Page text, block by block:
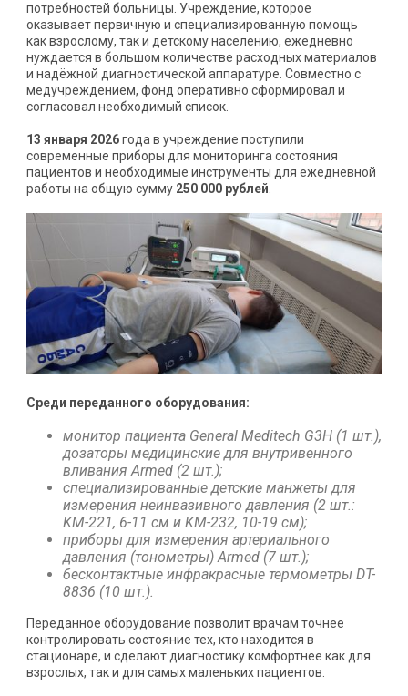
потребностей больницы. Учреждение, которое
оказывает первичную и специализированную помощь
как взрослому, так и детскому населению, ежедневно
нуждается в большом количестве расходных материалов
и надёжной диагностической аппаратуре. Совместно с
медучреждением, фонд оперативно сформировал и
согласовал необходимый список.
13 января 2026года в учреждение поступили
современные приборы для мониторинга состояния
пациентов и необходимые инструменты для ежедневной
работы на общую сумму 250 000 рублей
Среди переданного оборудования:
монитор пациента General Meditech G3H (1 шт.),
дозаторы медицинские для внутривенного
вливания Armed (2 шт.);
специализированные детские манжеты для
измерения неинвазивного давления (2 шт.:
KM-221, 6-11 см и KM-232, 10-19 см);
приборы для измерения артериального
давления (тонометры) Armed (7 шт.);
бесконтактные инфракрасные термометры DT-
8836 (10 шт.).
Переданное оборудование позволит врачам точнее
контролировать состояние тех, кто находится в
стационаре, и сделают диагностику комфортнее как для
взрослых, так и для самых маленьких пациентов.